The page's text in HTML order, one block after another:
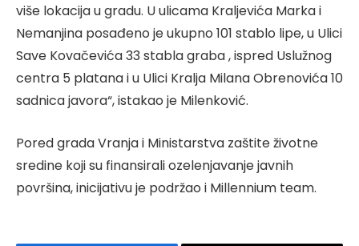
više lokacija u gradu. U ulicama Kraljevića Marka i
Nemanjina posađeno je ukupno 101 stablo lipe, u Ulici
Save Kovačevića 33 stabla graba , ispred Uslužnog
centra 5 platana i u Ulici Kralja Milana Obrenovića 10
sadnica javora“, istakao je Milenković.
Pored grada Vranja i Ministarstva zaštite životne
sredine koji su finansirali ozelenjavanje javnih
površina, inicijativu je podržao i Millennium team.